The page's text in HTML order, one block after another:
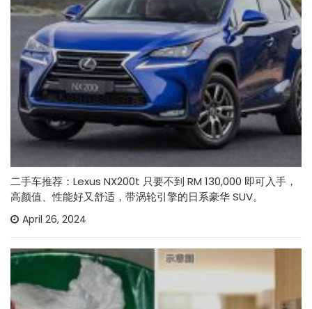
二手车推荐：Lexus NX200t 只要不到 RM 130,000 即可入手，
高颜值、性能好又舒适，带涡轮引擎的日系豪华 SUV。
April 26, 2024